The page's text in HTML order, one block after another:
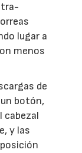
lugar a
menos
de
botón,
cabezal
y las